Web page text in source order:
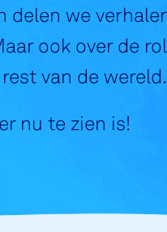
we
ook over de
van de wereld.
nu te zien is!